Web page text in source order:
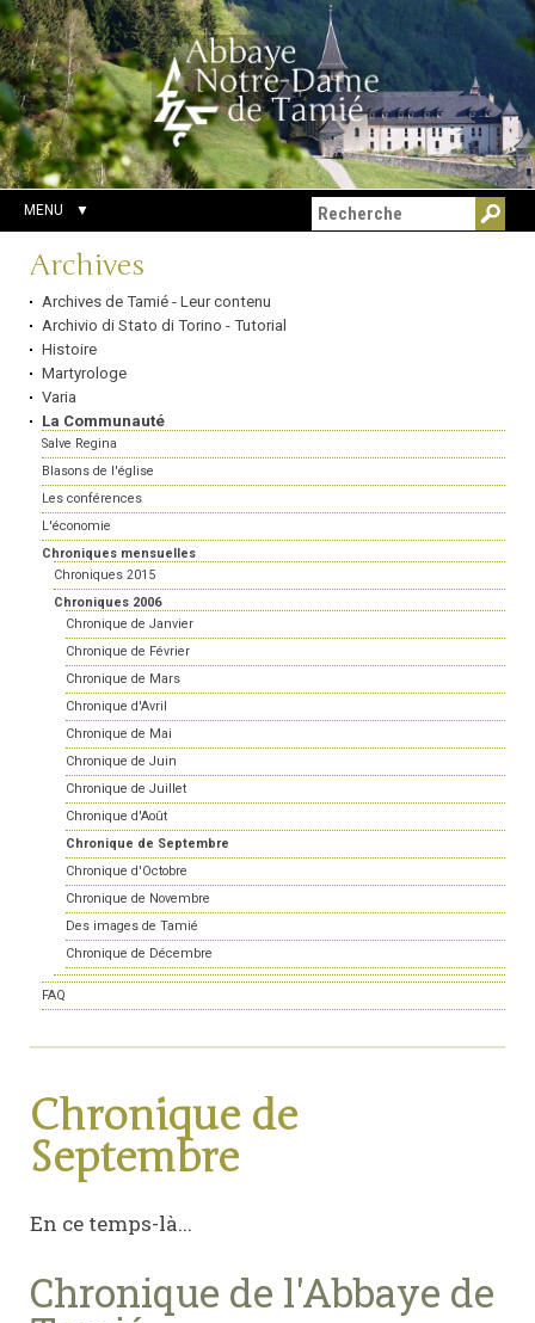
Aller
au
contenu.
|
Aller
à
la
navigation
Outils
personnels
Chercher par
Recherche
avancée…
MENU
Navigation
Archives
Archives de Tamié - Leur contenu
Archivio di Stato di Torino - Tutorial
Histoire
Martyrologe
Varia
La Communauté
Salve Regina
Blasons de l'église
Les conférences
L'économie
Chroniques mensuelles
Chroniques 2015
Chroniques 2006
Chronique de Janvier
Chronique de Février
Chronique de Mars
Chronique d'Avril
Chronique de Mai
Chronique de Juin
Chronique de Juillet
Chronique d'Août
Chronique de Septembre
Chronique d'Octobre
Chronique de Novembre
Des images de Tamié
Chronique de Décembre
FAQ
Chronique de
Septembre
En ce temps-là...
Chronique de l'Abbaye de